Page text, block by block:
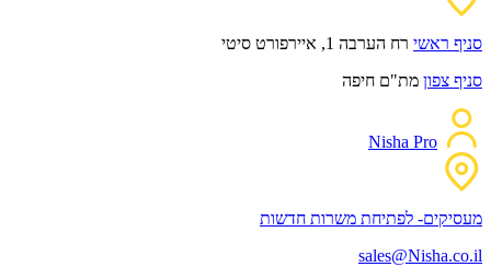
סניף ראשי רח הערבה 1, איירפורט סיטי
סניף צפון מת"ם חיפה
Nisha Pro
מעסיקים- לפתיחת משרות חדשות
sales@Nisha.co.il